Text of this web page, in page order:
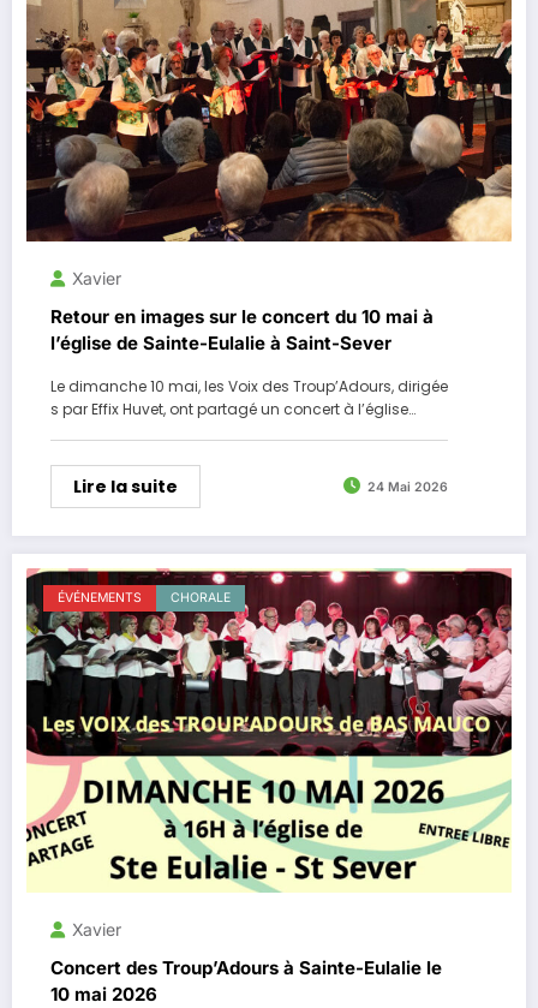
Xavier
Retour en images sur le concert du 10 mai à
l’église de Sainte-Eulalie à Saint-Sever
Le dimanche 10 mai, les Voix des Troup’Adours, dirigée
s par Effix Huvet, ont partagé un concert à l’église…
Lire la suite 24 Mai 2026
ÉVÉNEMENTS CHORALE
Xavier
Concert des Troup’Adours à Sainte-Eulalie le
10 mai 2026